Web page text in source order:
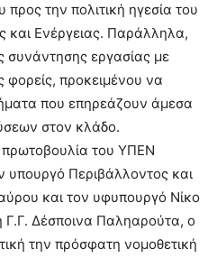
την πολιτική ηγεσία του
και Ενέργειας. Παράλληλα,
συνάντησης εργασίας με
προκειμένου να
που επηρεάζουν άμεσα
στον κλάδο.
πρωτοβουλία του ΥΠΕΝ
υπουργό Περιβάλλοντος και
και τον υφυπουργό Νίκο
Γ.Γ. Δέσποινα Παληαρούτα, ο
την πρόσφατη νομοθετική